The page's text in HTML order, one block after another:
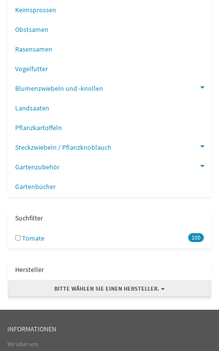
Keimsprossen
Obstsamen
Rasensamen
Vogelfutter
Blumenzwiebeln und -knollen
Landsaaten
Pflanzkartoffeln
Steckzwiebeln / Pflanzknoblauch
Gartenzubehör
Gartenbücher
Suchfilter
100
Tomate
Hersteller
BITTE WÄHLEN SIE EINEN HERSTELLER.
INFORMATIONEN
Wir über uns